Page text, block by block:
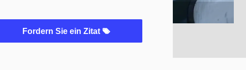
Fordern Sie ein Zitat